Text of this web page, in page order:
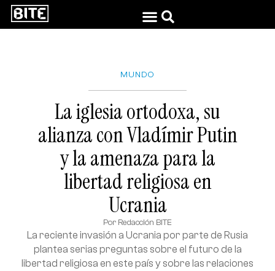
MUNDO
La iglesia ortodoxa, su
alianza con Vladímir Putin
y la amenaza para la
libertad religiosa en
Ucrania
Por Redacción BITE
La reciente invasión a Ucrania por parte de Rusia
plantea serias preguntas sobre el futuro de la
libertad religiosa en este país y sobre las relaciones